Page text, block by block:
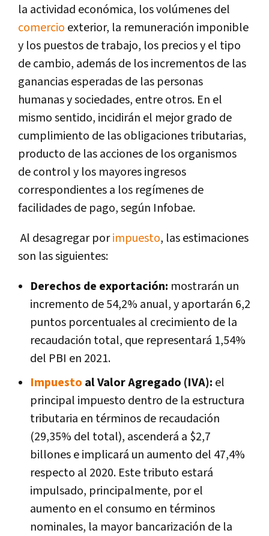
la actividad económica, los volúmenes del
comercio exterior, la remuneración imponible
y los puestos de trabajo, los precios y el tipo
de cambio, además de los incrementos de las
ganancias esperadas de las personas
humanas y sociedades, entre otros. En el
mismo sentido, incidirán el mejor grado de
cumplimiento de las obligaciones tributarias,
producto de las acciones de los organismos
de control y los mayores ingresos
correspondientes a los regímenes de
facilidades de pago, según Infobae.
Al desagregar porimpuesto, las estimaciones
son las siguientes:
Derechos de exportación: mostrarán un
incremento de 54,2% anual, y aportarán 6,2
puntos porcentuales al crecimiento de la
recaudación total, que representará 1,54%
del PBI en 2021.
Impuesto al Valor Agregado (IVA): el
principal impuesto dentro de la estructura
tributaria en términos de recaudación
(29,35% del total), ascenderá a $2,7
billones e implicará un aumento del 47,4%
respecto al 2020. Este tributo estará
impulsado, principalmente, por el
aumento en el consumo en términos
nominales, la mayor bancarización de la